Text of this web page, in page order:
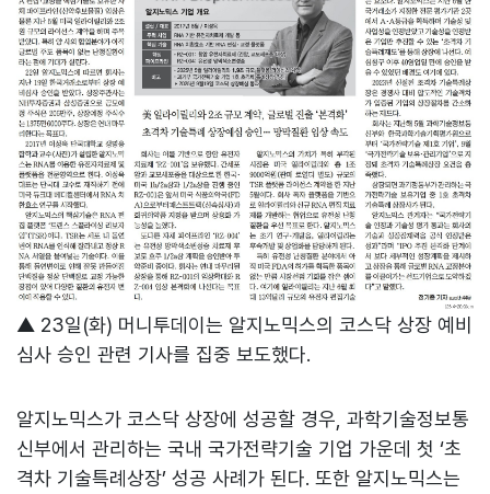
▲ 23일(화) 머니투데이는 알지노믹스의 코스닥 상장 예비
심사 승인 관련 기사를 집중 보도했다.
알지노믹스가 코스닥 상장에 성공할 경우, 과학기술정보통
신부에서 관리하는 국내 국가전략기술 기업 가운데 첫 ‘초
격차 기술특례상장’ 성공 사례가 된다. 또한 알지노믹스는